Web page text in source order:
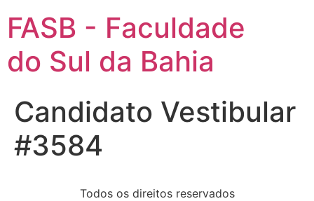
FASB - Faculdade
do Sul da Bahia
Candidato Vestibular
#3584
Todos os direitos reservados